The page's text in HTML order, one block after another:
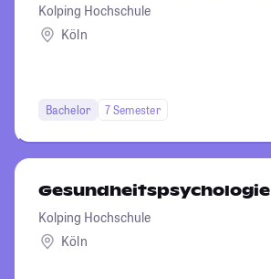
Kolping Hochschule
Köln
Bachelor 7 Semester
Gesundheitspsychologie
Kolping Hochschule
Köln